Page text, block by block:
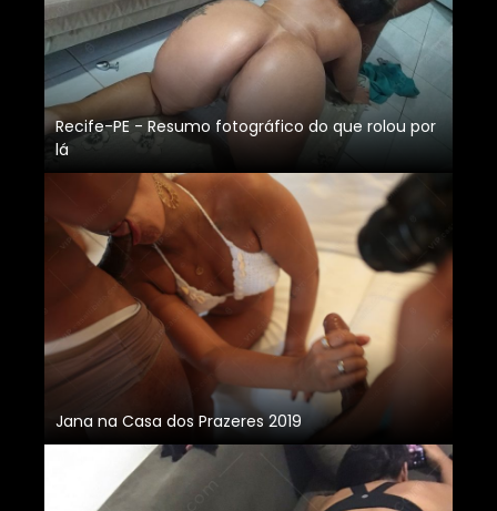
Recife-PE - Resumo fotográfico do que rolou por
lá
Jana na Casa dos Prazeres 2019